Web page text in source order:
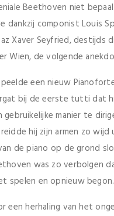
Beethoven niet
dankzij componist Louis
Xaver Seyfried, destijds
Wien, de volgende
een nieuw
bij de eerste tutti dat
gebruikelijke manier te
hij zijn armen zo
de piano op de grond
was zo verbolgen
spelen en opnieuw begon.
een herhaling van het